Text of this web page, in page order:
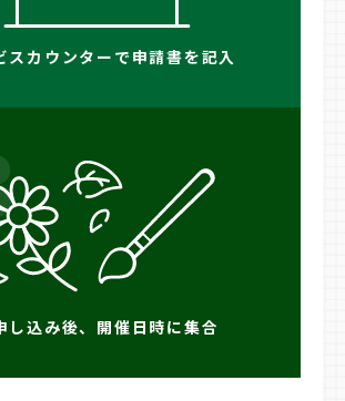
スカウンターで申請書を記入
し込み後、開催日時に集合